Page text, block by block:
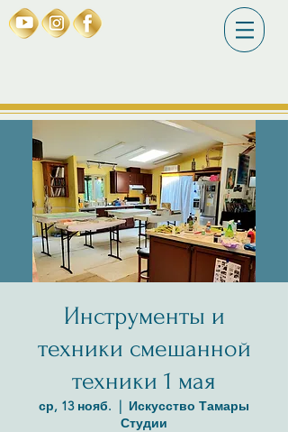
Инструменты и
техники смешанной
техники 1 мая
ср, 13 нояб.
  |
Искусство Тамары
Студии